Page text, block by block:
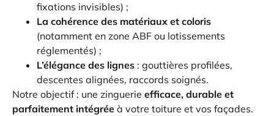
fixations invisibles) ;
La cohérence des matériaux et coloris
(notamment en zone ABF ou lotissements
réglementés) ;
L’élégance des lignes : gouttières profilées,
descentes alignées, raccords soignés.
Notre objectif : une zinguerie efficace, durable et
parfaitement intégrée à votre toiture et vos façades.